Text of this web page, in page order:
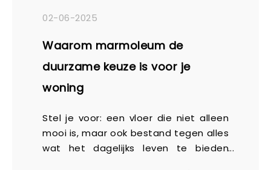
02-06-2025
Waarom marmoleum de
duurzame keuze is voor je
woning
Stel je voor: een vloer die niet alleen
mooi is, maar ook bestand tegen alles
wat het dagelijks leven te bieden